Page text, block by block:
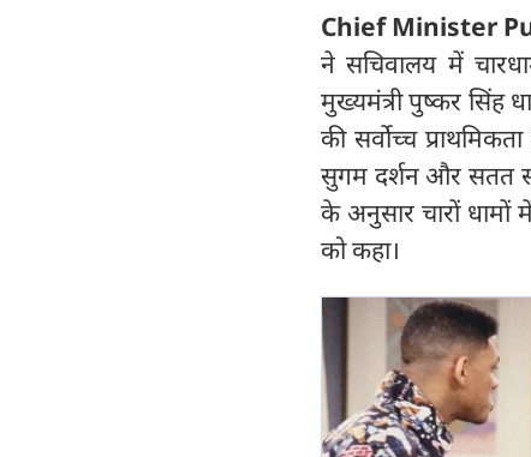
Chief Minister
ने सचिवालय में
मुख्यमंत्री पुष्कर सिंह
की सर्वोच्च
सुगम दर्शन और सतत
के अनुसार चारों धामों
को कहा।